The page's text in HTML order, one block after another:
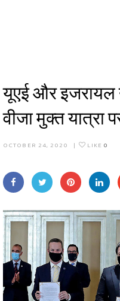
यूएई और इजरायल
वीजा मुक्त यात्रा
OCTOBER 24, 2020 | LIKE 0